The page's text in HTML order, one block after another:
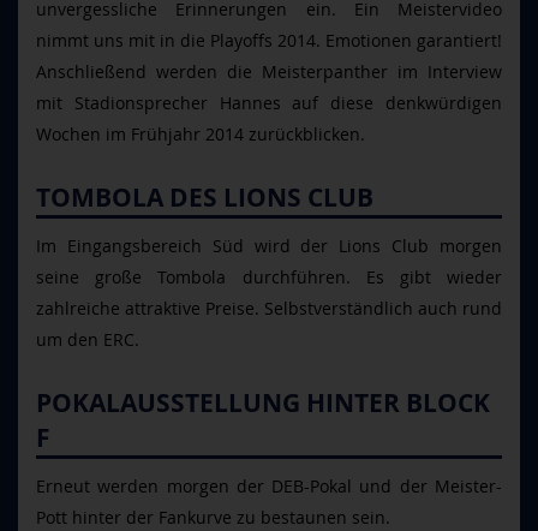
unvergessliche Erinnerungen ein. Ein Meistervideo
nimmt uns mit in die Playoffs 2014. Emotionen garantiert!
Anschließend werden die Meisterpanther im Interview
mit Stadionsprecher Hannes auf diese denkwürdigen
Wochen im Frühjahr 2014 zurückblicken.
TOMBOLA DES LIONS CLUB
Im Eingangsbereich Süd wird der Lions Club morgen
seine große Tombola durchführen. Es gibt wieder
zahlreiche attraktive Preise. Selbstverständlich auch rund
um den ERC.
POKALAUSSTELLUNG HINTER BLOCK
F
Erneut werden morgen der DEB-Pokal und der Meister-
Pott hinter der Fankurve zu bestaunen sein.